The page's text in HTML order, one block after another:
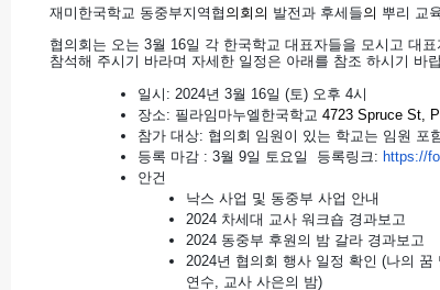
재미한국학교 동중부지역협 의회의 발전과 후세들의 뿌리 교
협의회는 오는 3월 16일 각 한국학교 대표자들을 모시고 대
참석해 주시기 바라며 자세한 일정은 아래를 참조 하시기 바
일시: 2024년 3월 16일 (토) 오후 4시
장소: 필라임마누엘한국학교 4723 Spruce St,
참가 대상: 협의회 임원이 있는 학교는 임원 포
등록 마감 : 3월 9일 토요일 등록링크: https://
안건
낙스 사업 및 동중부 사업 안내
2024 차세대 교사 워크숍 경과보고
2024 동중부 후원의 밤 갈라 경과보고
2024년 협의회 행사 일정 확인 (나의
연수, 교사 사은의 밤)